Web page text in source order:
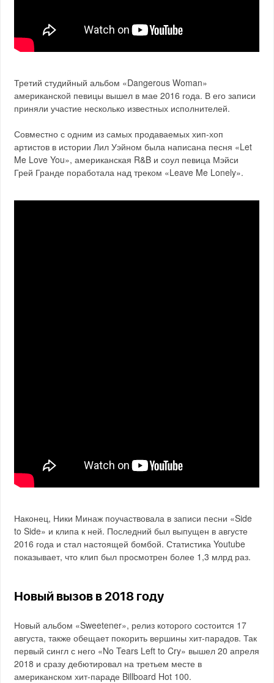
Третий студийный альбом «Dangerous Woman»
американской певицы вышел в мае 2016 года. В его записи
приняли участие несколько известных исполнителей.
Совместно с одним из самых продаваемых хип-хоп
артистов в истории Лил Уэйном была написана песня «Let
Me Love You», американская R&B и соул певица Мэйси
Грей Гранде поработала над треком «Leave Me Lonely».
Наконец, Ники Минаж поучаствовала в записи песни «Side
to Side» и клипа к ней. Последний был выпущен в августе
2016 года и стал настоящей бомбой. Статистика Youtube
показывает, что клип был просмотрен более 1,3 млрд раз.
Новый вызов в 2018 году
Новый альбом «Sweetener», релиз которого состоится 17
августа, также обещает покорить вершины хит-парадов. Так
первый сингл с него «No Tears Left to Cry» вышел 20 апреля
2018 и сразу дебютировал на третьем месте в
американском хит-параде Billboard Hot 100.